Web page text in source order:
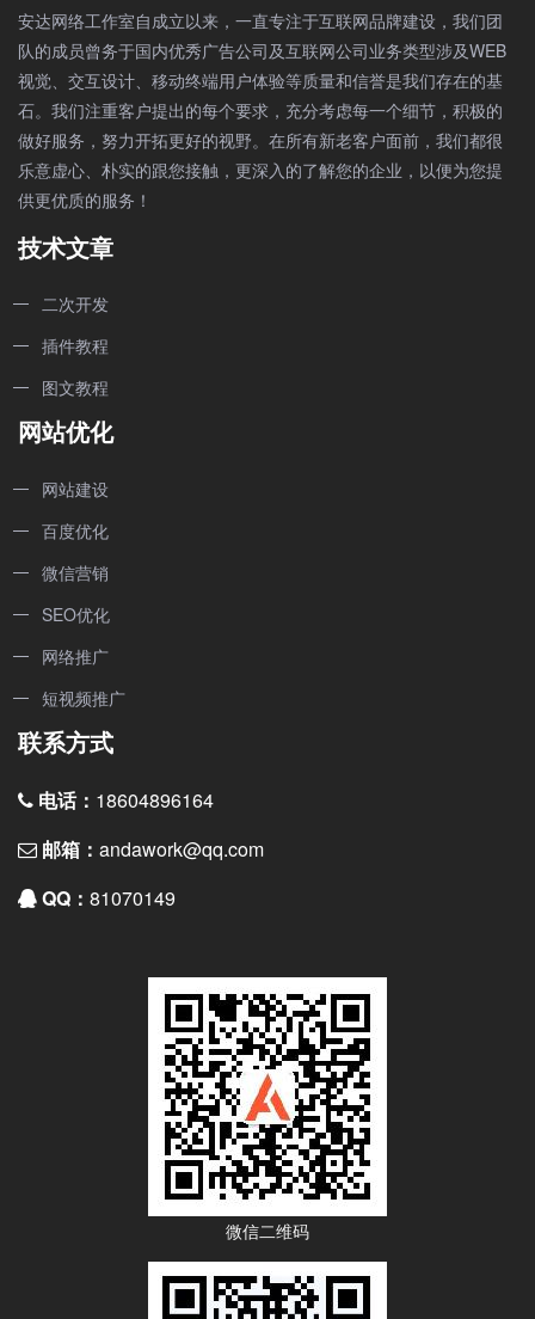
安达网络工作室自成立以来，一直专注于互联网品牌建设，我们团
队的成员曾务于国内优秀广告公司及互联网公司业务类型涉及WEB
视觉、交互设计、移动终端用户体验等质量和信誉是我们存在的基
石。我们注重客户提出的每个要求，充分考虑每一个细节，积极的
做好服务，努力开拓更好的视野。在所有新老客户面前，我们都很
乐意虚心、朴实的跟您接触，更深入的了解您的企业，以便为您提
供更优质的服务！
技术文章
二次开发
插件教程
图文教程
网站优化
网站建设
百度优化
微信营销
SEO优化
网络推广
短视频推广
联系方式
电话： 18604896164
邮箱： andawork@qq.com
QQ： 81070149
微信二维码